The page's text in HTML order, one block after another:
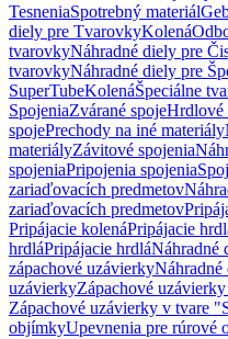
TesneniaSpotrebný materiál
diely pre TvarovkyKolená
tvarovkyNáhradné diely pre
tvarovkyNáhradné diely pre
SuperTubeKolenáŠpeciálne
SpojeniaZvárané spojeHrdlové
spojePrechody na iné materiály
materiályZávitové spojenia
spojeniaPripojenia spojenia
zariaďovacích predmetov
zariaďovacích predmetov
Pripájacie kolenáPripájacie
hrdláPripájacie hrdláNáhradné
zápachové uzávierkyNáhradné
uzávierkyZápachové
Zápachové uzávierky v tvare
objímkyUpevnenia pre rúrové